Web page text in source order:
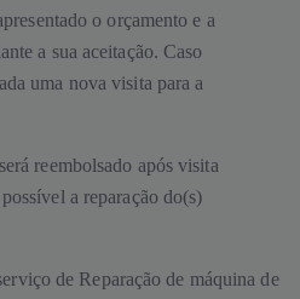
o orçamento e a
a sua aceitação. Caso
uma nova visita para a
reembolsado após visita
a reparação do(s)
de Reparação de máquina de